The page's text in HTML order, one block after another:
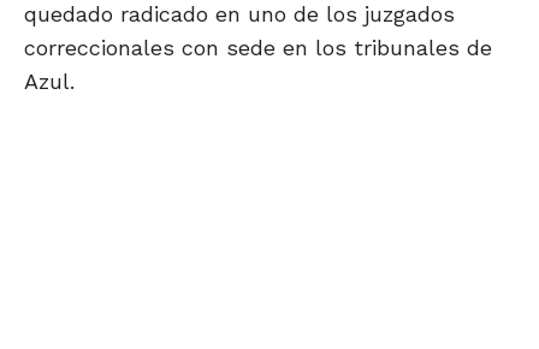
quedado radicado en uno de los juzgados
correccionales con sede en los tribunales de
Azul.